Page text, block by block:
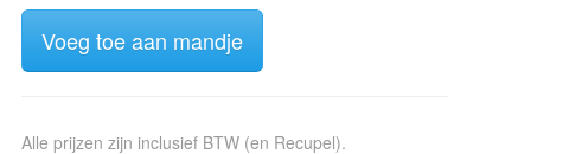
Voeg toe aan mandje
Alle prijzen zijn inclusief BTW (en Recupel).